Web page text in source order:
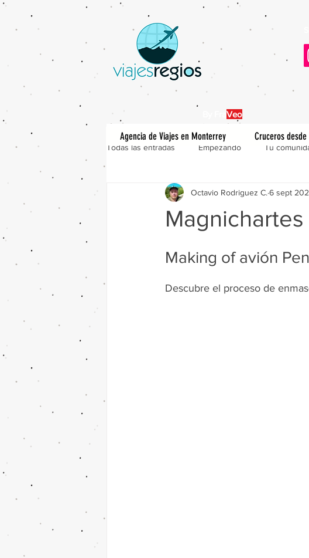
Veo
Agencia de Viajes en Monterrey Cruceros
Todas las entradas Empezando Tu
Octavio Rodriguez C. 6 sept
Making of avión
Descubre el proceso de